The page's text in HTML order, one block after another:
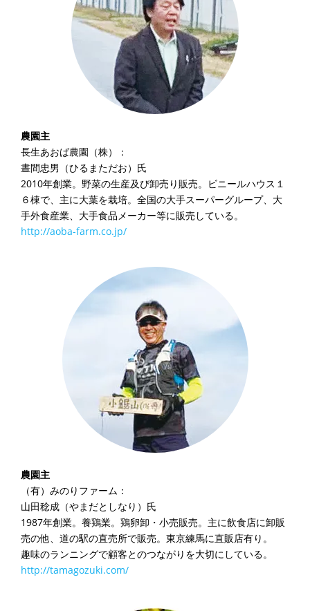
農園主
長生あおば農園（株）：
晝間忠男（ひるまただお）氏
2010年創業。野菜の生産及び卸売り販売。ビニールハウス１
６棟で、主に大葉を栽培。全国の大手スーパーグループ、大
手外食産業、大手食品メーカー等に販売している。
http://aoba-farm.co.jp/
農園主
（有）みのりファーム：
山田稔成（やまだとしなり）氏
1987年創業。養鶏業。鶏卵卸・小売販売。主に飲食店に卸販
売の他、道の駅の直売所で販売。東京練馬に直販店有り。
趣味のランニングで顧客とのつながりを大切にしている。
http://tamagozuki.com/